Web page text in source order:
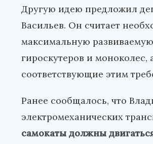
Другую идею предложил
Васильев. Он считает
максимальную
гироскутеров и моноколес,
соответствующие этим
Ранее сообщалось, что
электромеханических
самокаты должны